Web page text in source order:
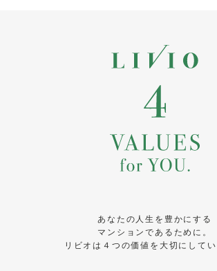
あなたの人生を豊かにする
マンションであるために。
リビオは４つの価値を大切にしてい